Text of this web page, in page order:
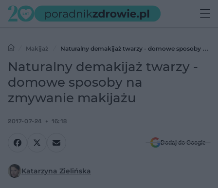
Makijaż
Naturalny demakijaż twarzy - domowe sposoby na
zmywanie makijażu
Naturalny demakijaż twarzy -
domowe sposoby na
zmywanie makijażu
2017-07-24 16:18
Dodaj do Google
Katarzyna Zielińska